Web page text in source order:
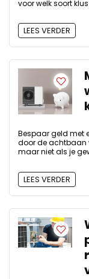
voor welk soort klus
LEES VERDER
Bespaar geld met
door de achtbaan
maar niet als je
LEES VERDER